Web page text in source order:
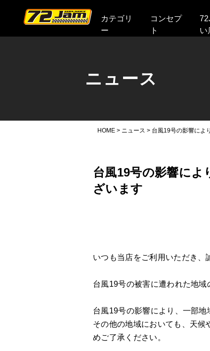
カテゴリ
ー
コンセプ
ト
い
ニュース
HOME > ニュース > 台風19号の影響によ
台風19号の影響に
ざいます
いつも当店をご利用いただき、
台風19号の被害に遭われた地域
台風19号の影響により、一部地
その他の地域においても、天候
めご了承ください。